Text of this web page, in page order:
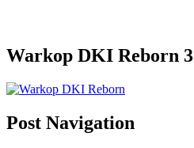
Warkop DKI Reborn 3
Post Navigation